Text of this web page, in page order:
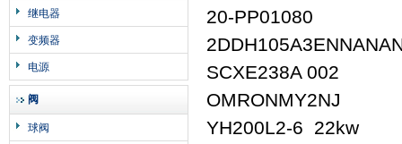
继电器
变频器
电源
阀
球阀
20-PP01080
SCXE238A 002
OMRONMY2NJ
YH200L2-6 22kw